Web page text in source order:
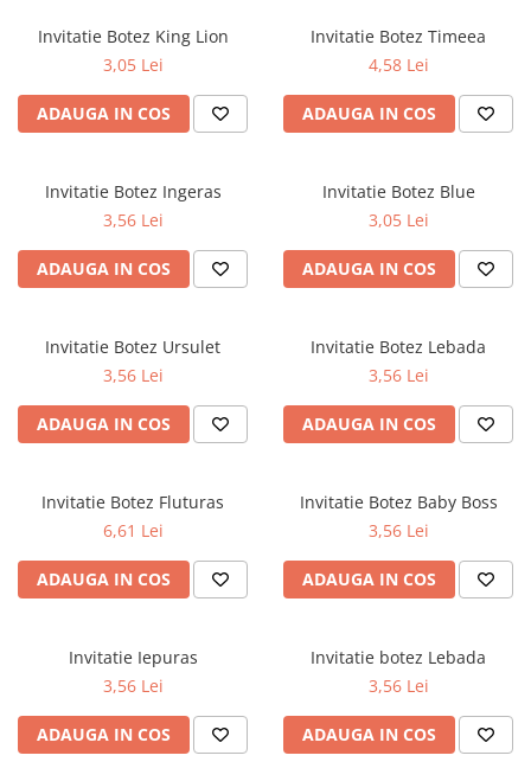
Pereti textili
Suspendate
Totem-uri
Green Screen
Accesorii
Deskuri
Pereti
Accesorii
Scaune
Outdoor
Steaguri
Standuri Mari
Standuri Medii
Standuri XL
Invitatie Botez King Lion
3,05 Lei
ADAUGA IN COS
Invitatie Botez Timeea
4,58 Lei
ADAUGA IN COS
Invitatie Botez Ingeras
3,56 Lei
ADAUGA IN COS
Invitatie Botez Blue
3,05 Lei
ADAUGA IN COS
Invitatie Botez Ursulet
3,56 Lei
ADAUGA IN COS
Invitatie Botez Lebada
3,56 Lei
ADAUGA IN COS
Invitatie Botez Fluturas
6,61 Lei
ADAUGA IN COS
Invitatie Botez Baby Boss
3,56 Lei
ADAUGA IN COS
Invitatie Iepuras
3,56 Lei
ADAUGA IN COS
Invitatie botez Lebada
3,56 Lei
ADAUGA IN COS